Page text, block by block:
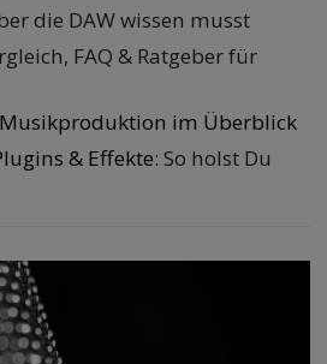
die DAW wissen musst
FAQ & Ratgeber für
im Überblick
& Effekte: So holst Du